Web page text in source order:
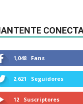
1,048 Fans
2,621 Seguidores
12 Suscriptores